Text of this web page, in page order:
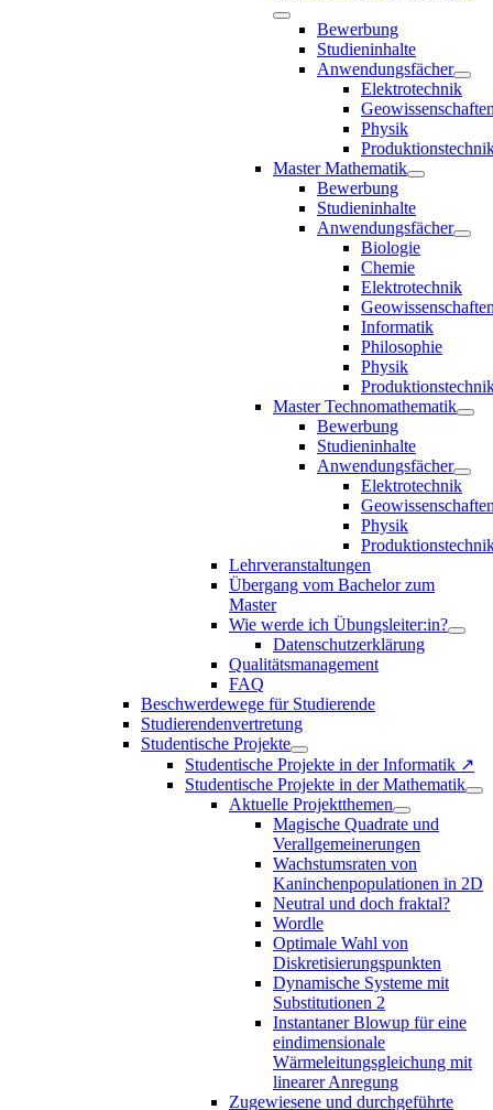
Bewerbung
Studieninhalte
Anwendungsfächer
Elektrotechnik
Physik
Master Mathematik
Bewerbung
Studieninhalte
Anwendungsfächer
Biologie
Chemie
Elektrotechnik
Informatik
Philosophie
Physik
Master Technomathematik
Bewerbung
Studieninhalte
Anwendungsfächer
Elektrotechnik
Physik
Lehrveranstaltungen
Übergang vom Bachelor zum
Master
Wie werde ich Übungsleiter:in?
Datenschutzerklärung
Qualitätsmanagement
FAQ
Beschwerdewege für Studierende
Studierendenvertretung
Studentische Projekte
Studentische Projekte in der Informatik ↗
Studentische Projekte in der Mathematik
Aktuelle Projektthemen
Magische Quadrate und
Verallgemeinerungen
Wachstumsraten von
Kaninchenpopulationen in 2D
Neutral und doch fraktal?
Wordle
Optimale Wahl von
Diskretisierungspunkten
Dynamische Systeme mit
Substitutionen 2
Instantaner Blowup für eine
eindimensionale
Wärmeleitungsgleichung mit
linearer Anregung
Zugewiesene und durchgeführte